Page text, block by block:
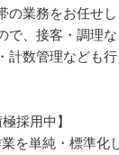
の業務をお任せ
で、接客・調理な
計数管理なども
採用中】
を単純・標準化